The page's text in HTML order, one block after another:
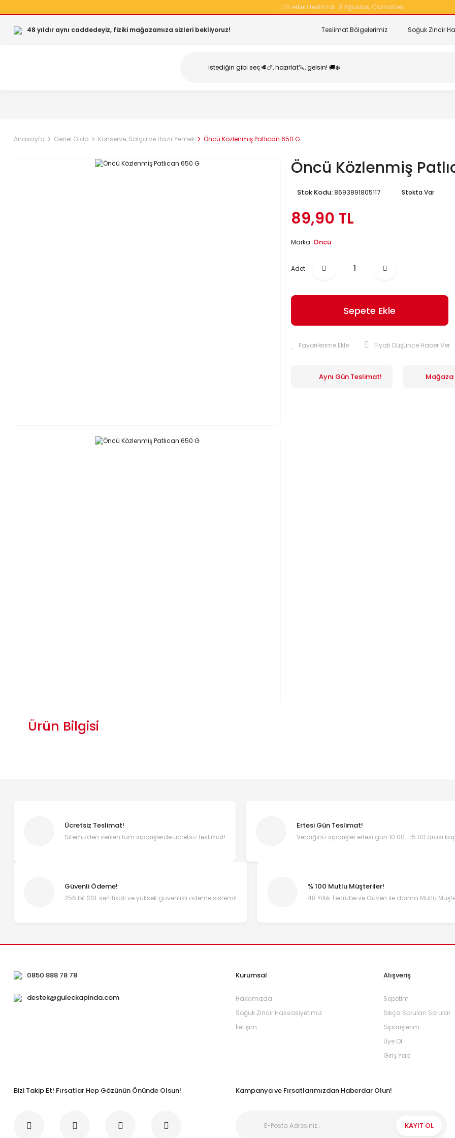
En erken teslimat: 8 Ağustos, Cumartesi
48 yıldır aynı caddedeyiz, fiziki mağazamıza sizleri bekliyoruz! Teslimat Bölgelerimiz Soğuk Zincir
Anasayfa Genel Gıda Konserve, Salça ve Hazır Yemek Öncü Közlenmiş Patlıcan 650 G
Öncü Közlenmiş
Stok Kodu:8693891805117 Stokta Var
89,90 TL
Marka: Öncü
Adet
Sepete Ekle
Fiyatı Düşünce Haber Ver
Aynı Gün Teslimat! Mağaza
Ürün Bilgisi
Ücretsiz Teslimat!
Sitemizden verilen tüm siparişlerde ücretsiz teslimat!
Ertesi Gün Teslimat!
Verdiğiniz siparişler ertesi gün 10:00 -15:00 arası
Güvenli Ödeme!
256 bit SSL sertifikalı ve yüksek güvenlikli ödeme sistemi!
% 100 Mutlu Müşteriler!
48 Yıllık Tecrübe ve Güven ile daima Mutlu
0850 888 78 78
destek@guleckapinda.com
Kurumsal
Hakkımızda
Soğuk Zincir Hassasiyetimiz
İletişim
Alışveriş
Sepetim
Sıkça Sorulan Sorular
Siparişlerim
Üye Ol
Giriş Yap
Bizi Takip Et! Fırsatlar Hep Gözünün Önünde Olsun! Kampanya ve Fırsatlarımızdan Haberdar Olun!
KAYIT OL